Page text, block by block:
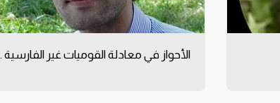
الأحواز في معادلة القوميات غير الفارسية .